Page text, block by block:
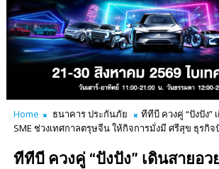
Home ธนาคาร ประกันภัย
ทีทีบี ควงคู่ “ปังปัง”
SME ช่วงเทศกาลตรุษจีน ให้กิจการมั่งมี ศรีสุข ธุรกิจ
ทีทีบี ควงคู่ “ปังปัง” เดินสายอ